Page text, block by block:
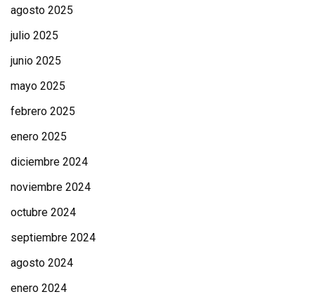
agosto 2025
julio 2025
junio 2025
mayo 2025
febrero 2025
enero 2025
diciembre 2024
noviembre 2024
octubre 2024
septiembre 2024
agosto 2024
enero 2024